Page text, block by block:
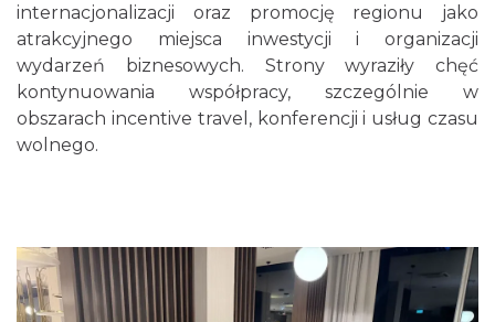
internacjonalizacji oraz promocję regionu jako
atrakcyjnego miejsca inwestycji i organizacji
wydarzeń biznesowych. Strony wyraziły chęć
kontynuowania współpracy, szczególnie w
obszarach incentive travel, konferencji i usług czasu
wolnego.